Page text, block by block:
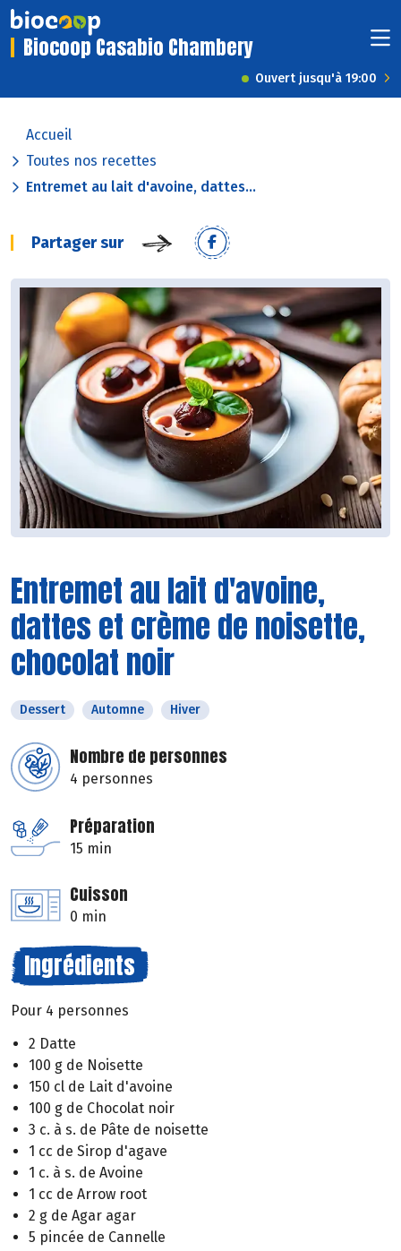
Biocoop Casabio Chambery
Ouvert jusqu'à 19:00
Accueil
Toutes nos recettes
Entremet au lait d'avoine, dattes...
Partager sur
Entremet au lait d'avoine,
dattes et crème de noisette,
chocolat noir
Dessert Automne Hiver
Nombre de personnes
4 personnes
Préparation
15 min
Cuisson
0 min
Ingrédients
Pour 4 personnes
2 Datte
100 g de Noisette
150 cl de Lait d'avoine
100 g de Chocolat noir
3 c. à s. de Pâte de noisette
1 cc de Sirop d'agave
1 c. à s. de Avoine
1 cc de Arrow root
2 g de Agar agar
5 pincée de Cannelle